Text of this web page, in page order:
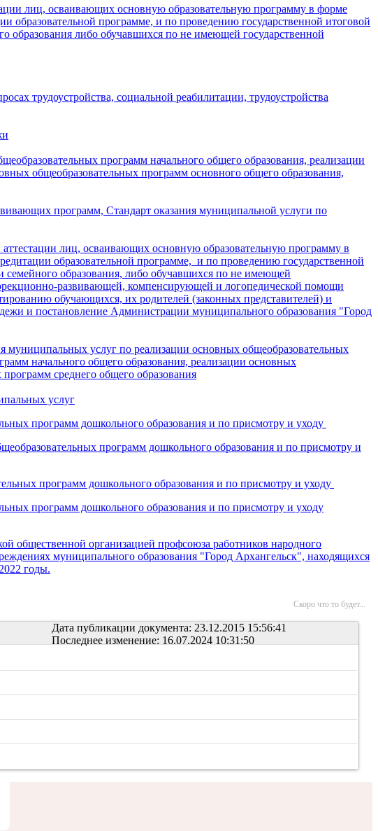
лиц, осваивающих основную образовательную программу в форме
образовательной программе, и по проведению государственной итоговой
образования либо обучавшихся по не имеющей государственной
трудоустройства, социальной реабилитации, трудоустройства
программ начального общего образования, реализации
общеобразовательных программ основного общего образования,
программ, Стандарт оказания муниципальной услуги по
лиц, осваивающих основную образовательную программу в
образовательной программе, и по проведению государственной
образования, либо обучавшихся по не имеющей
развивающей, компенсирующей и логопедической помощи
обучающихся, их родителей (законных представителей) и
и постановление Администрации муниципального образования "Город
услуг по реализации основных общеобразовательных
начального общего образования, реализации основных
среднего общего образования
услуг
программ дошкольного образования и по присмотру и уходу
программ дошкольного образования и по присмотру и
программ дошкольного образования и по присмотру и уходу
программ дошкольного образования и по присмотру и уходу
общественной организацией профсоюза работников народного
муниципального образования "Город Архангельск", находящихся
годы.
Скоро что то будет...
Дата публикации документа: 23.12.2015 15:56:41
Последнее изменение: 16.07.2024 10:31:50